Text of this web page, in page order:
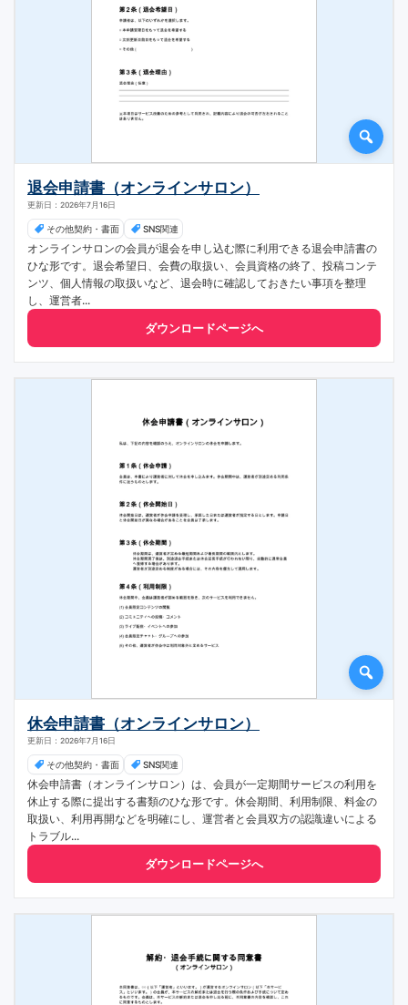
退会申請書（オンラインサロン）
更新日：2026年7月16日
その他契約・書面 SNS関連
オンラインサロンの会員が退会を申し込む際に利用できる退会申請書の
ひな形です。退会希望日、会費の取扱い、会員資格の終了、投稿コンテ
ンツ、個人情報の取扱いなど、退会時に確認しておきたい事項を整理
し、運営者...
ダウンロードページへ
休会申請書（オンラインサロン）
更新日：2026年7月16日
その他契約・書面 SNS関連
休会申請書（オンラインサロン）は、会員が一定期間サービスの利用を
休止する際に提出する書類のひな形です。休会期間、利用制限、料金の
取扱い、利用再開などを明確にし、運営者と会員双方の認識違いによる
トラブル...
ダウンロードページへ